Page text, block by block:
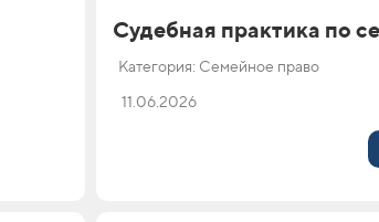
Судебная практика по
Категория: Семейное право
11.06.2026